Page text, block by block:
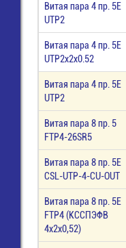
Витая пара 4 пр. 5E
UTP2
Витая пара 4 пр. 5E
UTP2х2х0.52
Витая пара 4 пр. 5Е
UTP2
Витая пара 8 пр. 5
FTP4-26SR5
Витая пара 8 пр. 5E
CSL-UTP-4-CU-OUT
Витая пара 8 пр. 5E
FTP4 (КССПЭФВ
4х2х0,52)